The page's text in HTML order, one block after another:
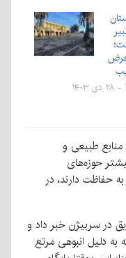
منابع طبیعی و
حوزه‌های
حفاظت دارند، در
در سربیژن خبر داد و
دلیل انبوهی مرتع